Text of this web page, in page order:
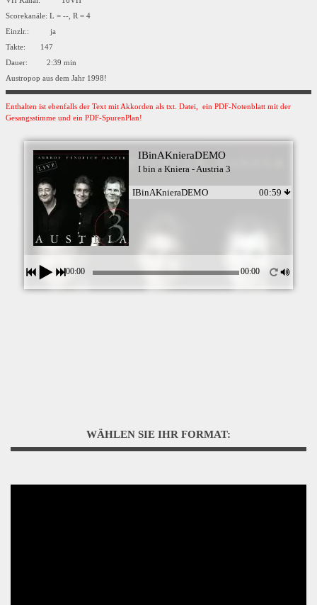
Scorekanäle: L = --, R = 4
Einzlr.: ja
Takte: 147
Dauer: 2:39 min
Austropop aus dem Jahr 1998!
Enthalten ist ebenfalls der Text mit Akkorden als txt. Datei, ein PDF-Notenblatt mit der
Gesangsstimme und ein PDF-SpurenPlan!
IBinAKnieraDEMO
I bin a Kniera - Austria 3
IBinAKnieraDEMO 00:59
00:00 00:00
WÄHLEN SIE IHR FORMAT: